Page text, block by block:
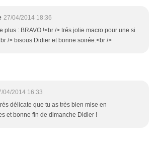
27/04/2014 18:36
plus : BRAVO !<br /> trés jolie macro pour une si
/> bisous Didier et bonne soirée.<br />
04/2014 16:33
délicate que tu as très bien mise en
et bonne fin de dimanche Didier !